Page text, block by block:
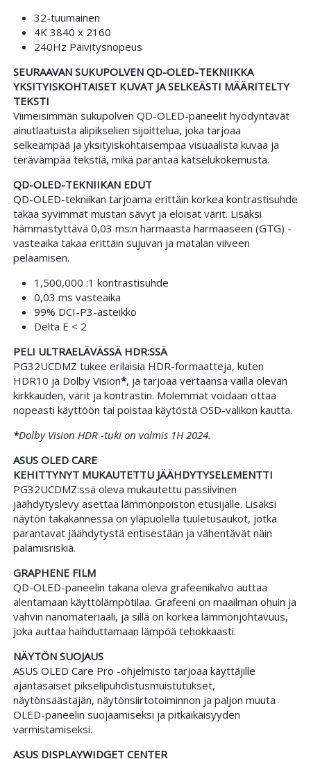
32-tuumainen
4K 3840 x 2160
240Hz Päivitysnopeus
SEURAAVAN SUKUPOLVEN QD-OLED-TEKNIIKKA
YKSITYISKOHTAISET KUVAT JA SELKEÄSTI MÄÄRITELTY
TEKSTI
Viimeisimmän sukupolven QD-OLED-paneelit hyödyntävät
ainutlaatuista alipikselien sijoittelua, joka tarjoaa
selkeämpää ja yksityiskohtaisempaa visuaalista kuvaa ja
terävämpää tekstiä, mikä parantaa katselukokemusta.
QD-OLED-TEKNIIKAN EDUT
QD-OLED-tekniikan tarjoama erittäin korkea kontrastisuhde
takaa syvimmät mustan sävyt ja eloisat värit. Lisäksi
hämmästyttävä 0,03 ms:n harmaasta harmaaseen (GTG) -
vasteaika takaa erittäin sujuvan ja matalan viiveen
pelaamisen.
1,500,000 :1 kontrastisuhde
0,03 ms vasteaika
99% DCI-P3-asteikko
Delta E < 2
PELI ULTRAELÄVÄSSÄ HDR:SSÄ
PG32UCDMZ tukee erilaisia HDR-formaatteja, kuten
HDR10 ja Dolby Vision*, ja tarjoaa vertaansa vailla olevan
kirkkauden, värit ja kontrastin. Molemmat voidaan ottaa
nopeasti käyttöön tai poistaa käytöstä OSD-valikon kautta.
*Dolby Vision HDR -tuki on valmis 1H 2024.
ASUS OLED CARE
KEHITTYNYT MUKAUTETTU JÄÄHDYTYSELEMENTTI
PG32UCDMZ:ssä oleva mukautettu passiivinen
jäähdytyslevy asettaa lämmönpoiston etusijalle. Lisäksi
näytön takakannessa on yläpuolella tuuletusaukot, jotka
parantavat jäähdytystä entisestään ja vähentävät näin
palamisriskiä.
GRAPHENE FILM
QD-OLED-paneelin takana oleva grafeenikalvo auttaa
alentamaan käyttölämpötilaa. Grafeeni on maailman ohuin ja
vahvin nanomateriaali, ja sillä on korkea lämmönjohtavuus,
joka auttaa haihduttamaan lämpöä tehokkaasti.
NÄYTÖN SUOJAUS
ASUS OLED Care Pro -ohjelmisto tarjoaa käyttäjille
ajantasaiset pikselipuhdistusmuistutukset,
näytönsäästäjän, näytönsiirtotoiminnon ja paljon muuta
OLED-paneelin suojaamiseksi ja pitkäikäisyyden
varmistamiseksi.
ASUS DISPLAYWIDGET CENTER